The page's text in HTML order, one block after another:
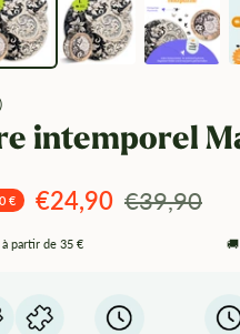
intemporel
€
Angebotspreis
€24,90 Regulärer
€39,90
partir de 35 €